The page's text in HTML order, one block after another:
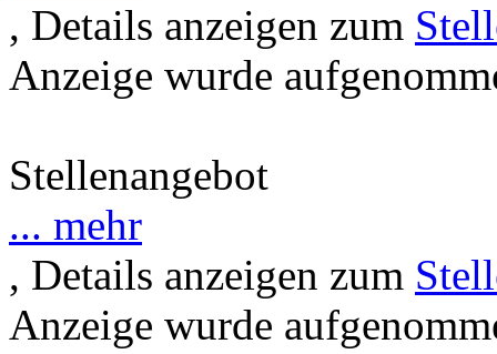
, Details anzeigen zum
Anzeige wurde
Stellenangebot
... mehr
, Details anzeigen zum
Anzeige wurde